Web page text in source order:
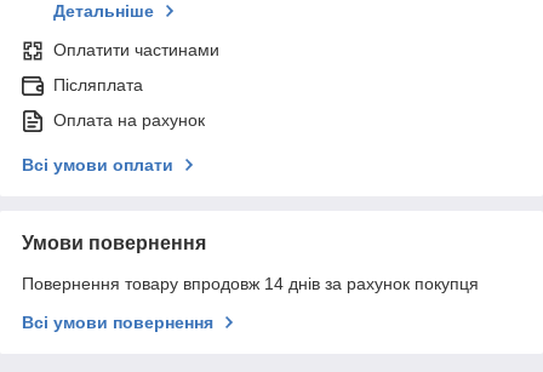
Детальніше
Оплатити частинами
Післяплата
Оплата на рахунок
Всі умови оплати
Умови повернення
Повернення товару впродовж 14 днів за рахунок покупця
Всі умови повернення